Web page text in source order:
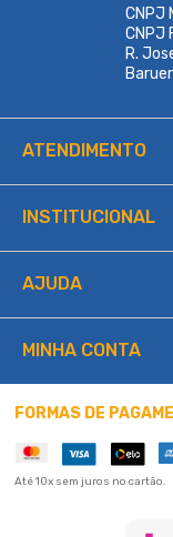
CNPJ
CNPJ
R.
ATENDIMENTO
INSTITUCIONAL
AJUDA
MINHA CONTA
FORMAS DE
Até 10x sem juros no cartão.